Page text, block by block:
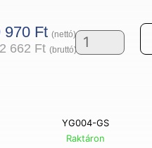
970 Ft (nettó)
662 Ft (bruttó)Zuhanypánt
mennyiség
YG004-GS
Raktáron